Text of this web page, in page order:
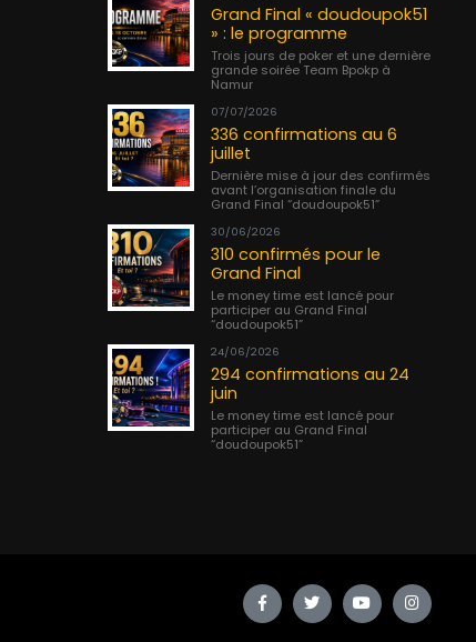
Grand Final « doudoupok51
» : le programme
Trois jours de poker et une dernière
grande soirée Team Bpokp à
Namur
07/07/2026
336 confirmations au 6
juillet
Dernière mise à jour des confirmés
avant l’organisation finale du
Grand Final “doudoupok51”
30/06/2026
310 confirmés pour le
Grand Final
Le money time est lancé pour
participer au Grand Final
“doudoupok51”
24/06/2026
294 confirmations au 24
juin
Le money time est lancé pour
participer au Grand Final
“doudoupok51”